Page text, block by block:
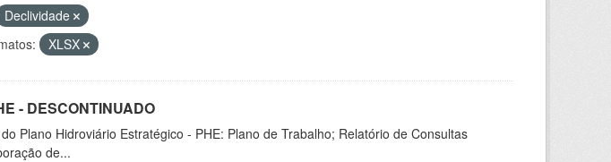
Declividade
XLSX
- DESCONTINUADO
Plano Hidroviário Estratégico - PHE: Plano de Trabalho; Relatório de Consultas
de...